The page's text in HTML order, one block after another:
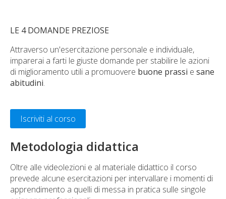
LE 4 DOMANDE PREZIOSE
Attraverso un'esercitazione personale e individuale,
imparerai a farti le giuste domande per stabilire le azioni
di miglioramento utili a promuovere buone prassi e sane
abitudini.
Iscriviti al corso
Metodologia didattica
Oltre alle videolezioni e al materiale didattico il corso
prevede alcune esercitazioni per intervallare i momenti di
apprendimento a quelli di messa in pratica sulle singole